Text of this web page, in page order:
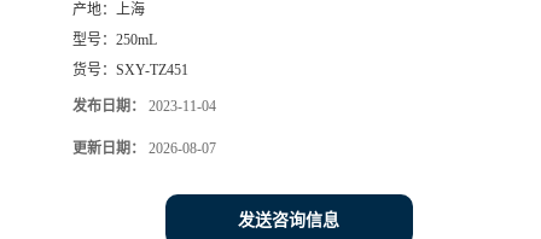
产地： 上海
型号： 250mL
货号： SXY-TZ451
发布日期： 2023-11-04
更新日期： 2026-08-07
发送咨询信息